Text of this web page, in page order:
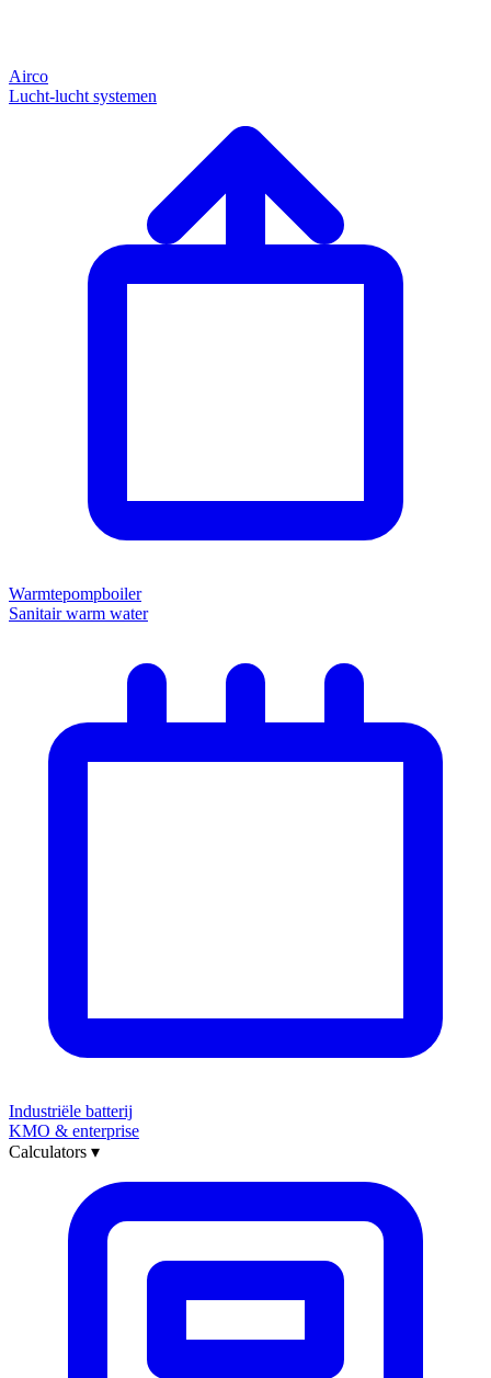
Airco
Lucht-lucht systemen
Warmtepompboiler
Sanitair warm water
Industriële batterij
KMO & enterprise
Calculators ▾